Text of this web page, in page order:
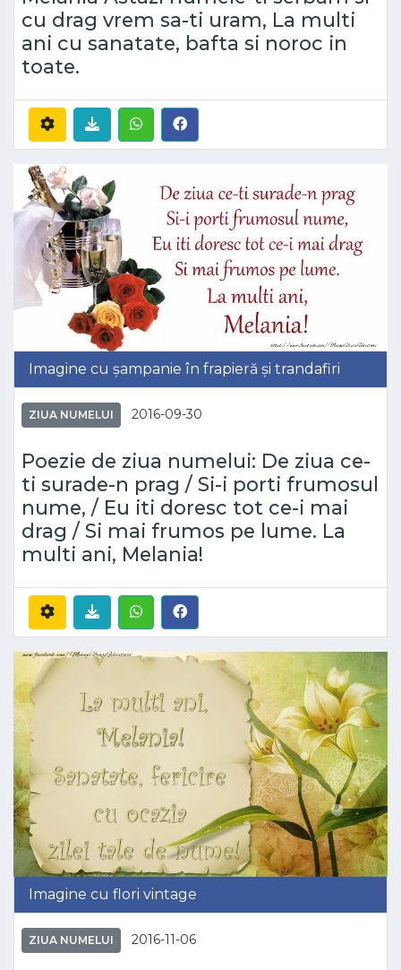
cu drag vrem sa-ti uram, La multi
ani cu sanatate, bafta si noroc in
toate.
Imagine cu șampanie în frapieră și trandafiri
ZIUA NUMELUI 2016-09-30
Poezie de ziua numelui: De ziua ce-
ti surade-n prag / Si-i porti frumosul
nume, / Eu iti doresc tot ce-i mai
drag / Si mai frumos pe lume. La
multi ani, Melania!
Imagine cu flori vintage
ZIUA NUMELUI 2016-11-06